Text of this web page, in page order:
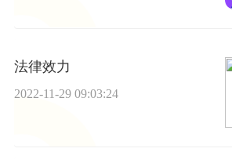
法律效力
2022-11-29 09:03:24